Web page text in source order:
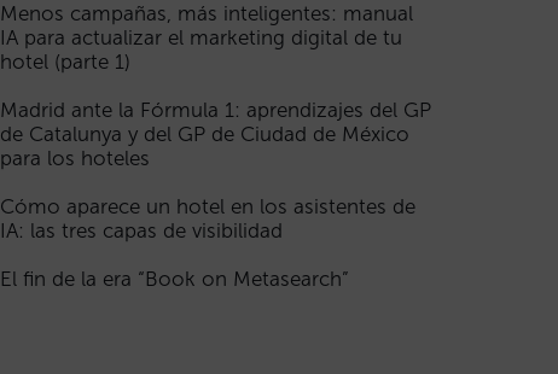
Menos campañas, más inteligentes: manual
IA para actualizar el marketing digital de tu
hotel (parte 1)
Madrid ante la Fórmula 1: aprendizajes del GP
de Catalunya y del GP de Ciudad de México
para los hoteles
Cómo aparece un hotel en los asistentes de
IA: las tres capas de visibilidad
El fin de la era “Book on Metasearch”